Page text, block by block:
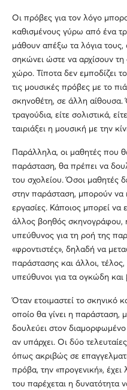
Οι πρόβες για τον λόγο
καθισμένους γύρω από ένα
μάθουν απέξω τα λόγια
σηκώνει ώστε να αρχίσουν
χώρο. Τίποτα δεν εμποδίζει
τις μουσικές πρόβες με το
σκηνοθέτη, σε άλλη
τραγούδια, είτε σολιστικά,
ταιριάξει η μουσική με την
Παράλληλα, οι μαθητές που
παράσταση, θα πρέπει να
του σχολείου. Όσοι μαθητές
στην παράσταση, μπορούν να
εργασίες. Κάποιος μπορεί να
άλλος βοηθός σκηνογράφου,
υπεύθυνος για τη ροή της
«φροντιστές», δηλαδή να
παράστασης και άλλοι, τέλος,
υπεύθυνοι για τα ογκώδη και
Όταν ετοιμαστεί το σκηνικό
οποίο θα γίνει η παράσταση,
δουλεύει στον
αν υπάρχει. Οι δύο
όπως ακριβώς σε
πρόβα, την «προγενική»,
του παρέχεται η δυνατότητα